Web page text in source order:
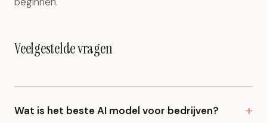
Veelgestelde vragen
Wat is het beste AI model voor bedrijven?